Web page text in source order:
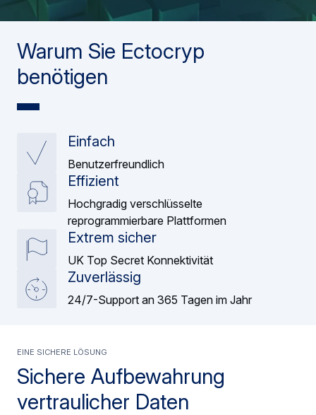
Warum Sie Ectocryp
benötigen
Einfach
Benutzerfreundlich
Effizient
Hochgradig verschlüsselte
reprogrammierbare Plattformen
Extrem sicher
UK Top Secret Konnektivität
Zuverlässig
24/7-Support an 365 Tagen im Jahr
Sichere Aufbewahrung
vertraulicher Daten
Eine sichere Lösung